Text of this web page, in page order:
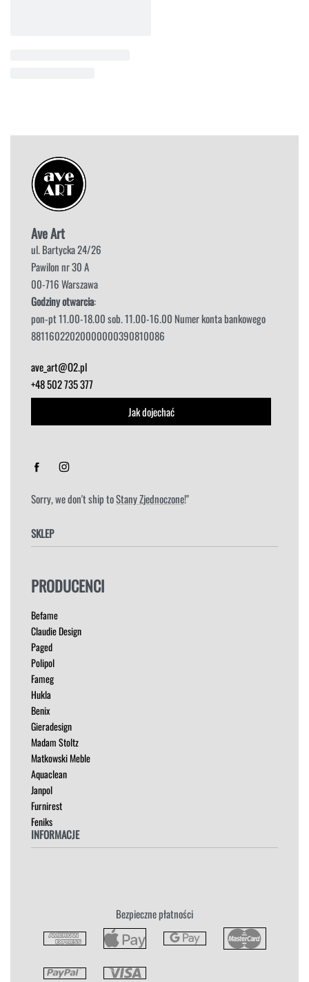
Ave Art
ul. Bartycka 24/26
Pawilon nr 30 A
00-716 Warszawa
Godziny otwarcia:
pon-pt 11.00-18.00 sob. 11.00-16.00 Numer konta bankowego
88116022020000000390810086
ave_art@O2.pl
+48 502 735 377
Jak dojechać
Sorry, we don't ship toStany Zjednoczone!"
SKLEP
HOKERY
ŁÓŻKA
MEBLE RTV
NAROŻNIKI
OUTLET
PUFY
SOFY
STOLIKI
STOŁY
SZAFKI I KOMODY
PRODUCENCI
Befame
Claudie Design
Paged
Polipol
Fameg
Hukla
Benix
Gieradesign
Madam Stoltz
Matkowski Meble
Aquaclean
Janpol
Furnirest
Feniks
INFORMACJE
Płatność i Dostawa
Bezpieczne płatności